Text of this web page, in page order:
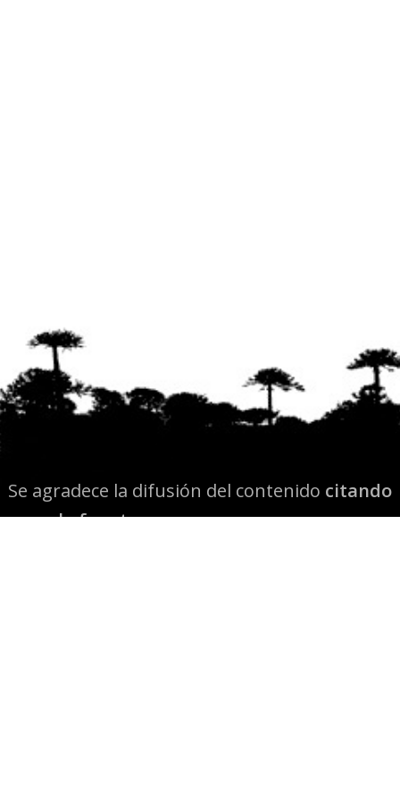
Se agradece la difusión del contenido citando
la fuente www.mapuexpress.org